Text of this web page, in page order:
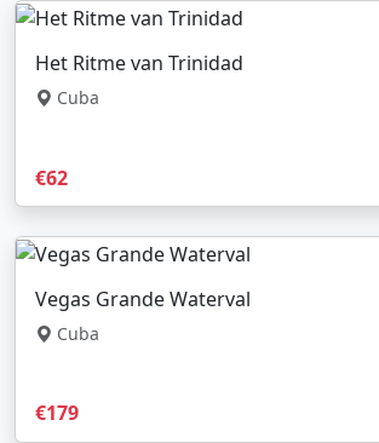
Het Ritme van Trinidad
Cuba
€62
Vegas Grande Waterval
Cuba
€179